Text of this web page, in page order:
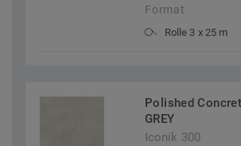
Format
Rolle 3 x 25 m
Polished
GREY
Iconik 300